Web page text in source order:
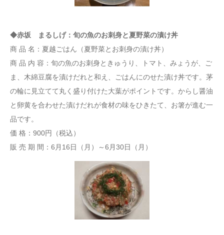
◆赤坂 まるしげ：旬の魚のお刺身と夏野菜の漬け丼
商 品 名：夏越ごはん（夏野菜とお刺身の漬け丼）
商 品 内 容：旬の魚のお刺身ときゅうり、トマト、みょうが、ご
ま、木綿豆腐を漬けだれと和え、ごはんにのせた漬け丼です。茅
の輪に見立てて丸く盛り付けた大葉がポイントです。からし醤油
と卵黄を合わせた漬けだれが食材の味をひきたて、お箸が進む一
品です。
価 格：900円（税込）
販 売 期 間：6月16日（月）～6月30日（月）